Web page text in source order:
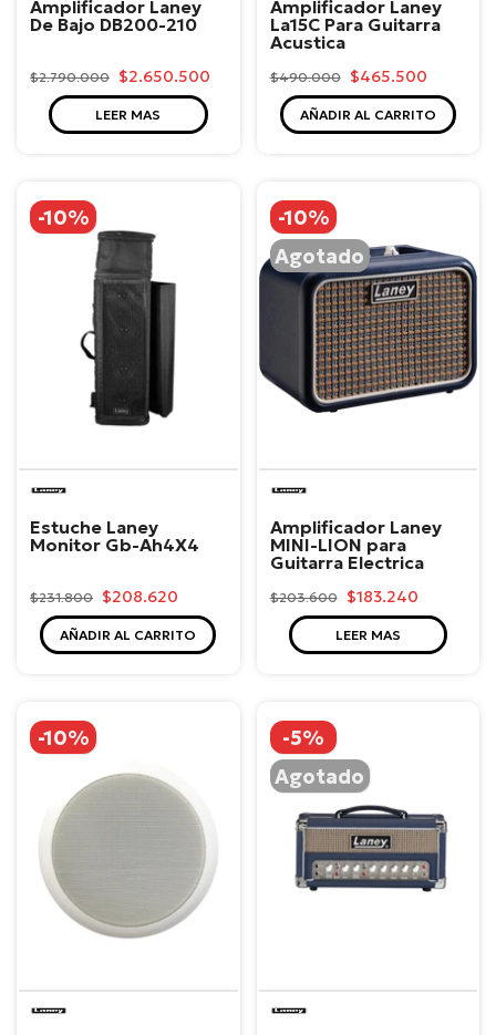
Amplificador Laney
De Bajo DB200-210
$2.790.000 $2.650.500
LEER MAS
Amplificador Laney
La15C Para Guitarra
Acustica
$490.000 $465.500
AÑADIR AL CARRITO
-10%
Estuche Laney
Monitor Gb-Ah4X4
$231.800 $208.620
AÑADIR AL CARRITO
-10%
Agotado
Laney
Amplificador Laney
MINI-LION para
Guitarra Electrica
$203.600 $183.240
LEER MAS
-10%
-5%
Agotado
Laney